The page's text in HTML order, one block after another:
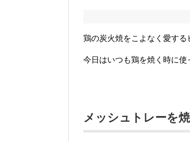
鶏の炭火焼をこよなく愛する
今日はいつも鶏を焼く時に使
メッシュトレーを